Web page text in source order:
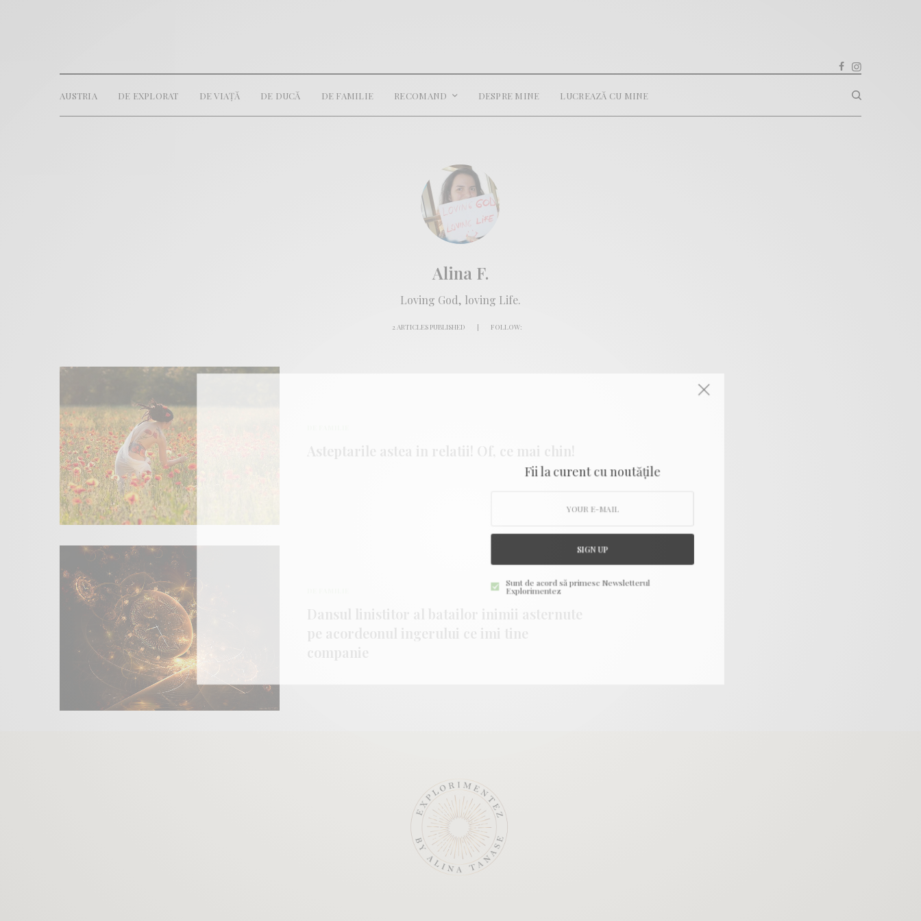
Fii la curent cu noutățile
SIGN UP
Sunt de acord să primesc Newsletterul
Explorimentez
AUSTRIA DE EXPLORAT DE VIAȚĂ DE DUCĂ DE FAMILIE RECOMAND DESPRE MINE LUCREAZĂ CU MINE
Alina F.
Loving God, loving Life.
2 ARTICLES PUBLISHED | FOLLOW: